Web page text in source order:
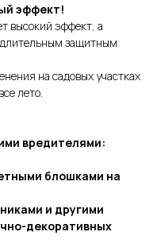
эффект!
высокий эффект, а
защитным
на садовых участках
лето.
вредителями:
блошками на
и другими
декоративных